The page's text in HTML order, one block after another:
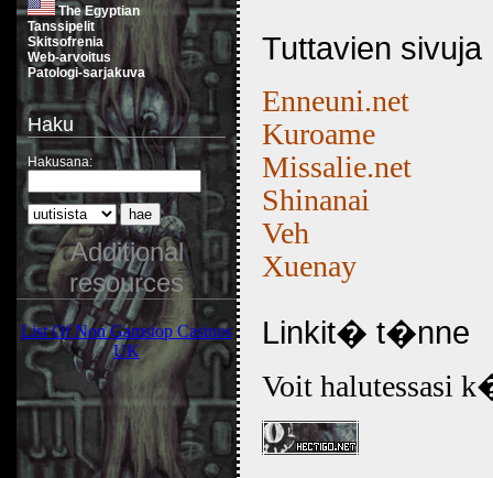
The Egyptian
Tanssipelit
Skitsofrenia
Web-arvoitus
Patologi-sarjakuva
Haku
Hakusana:
Tuttavien sivuja
Enneuni.net
Kuroame
Missalie.net
Shinanai
Veh
Xuenay
Linkit� t�nne
Voit halutessasi
Additional
resources
List Of Non Gamstop Casinos
UK